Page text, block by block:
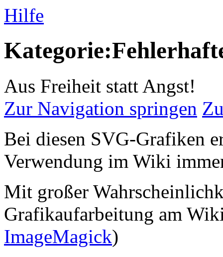
Hilfe
Aus Freiheit statt Angst!
Zur Navigation springen
Bei diesen SVG-Grafiken
Verwendung im Wiki
Mit großer
Grafikaufarbeitung am
ImageMagick)